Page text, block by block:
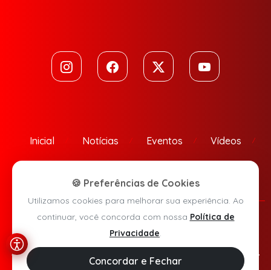
Inicial Notícias Eventos Vídeos
Política de Privacidade
Agora Sudoeste © 2026 - Todos os direitos reservados.
🍪 Preferências de Cookies
Utilizamos cookies para melhorar sua experiência. Ao
continuar, você concorda com nossa Política de
Privacidade.
Concordar e Fechar